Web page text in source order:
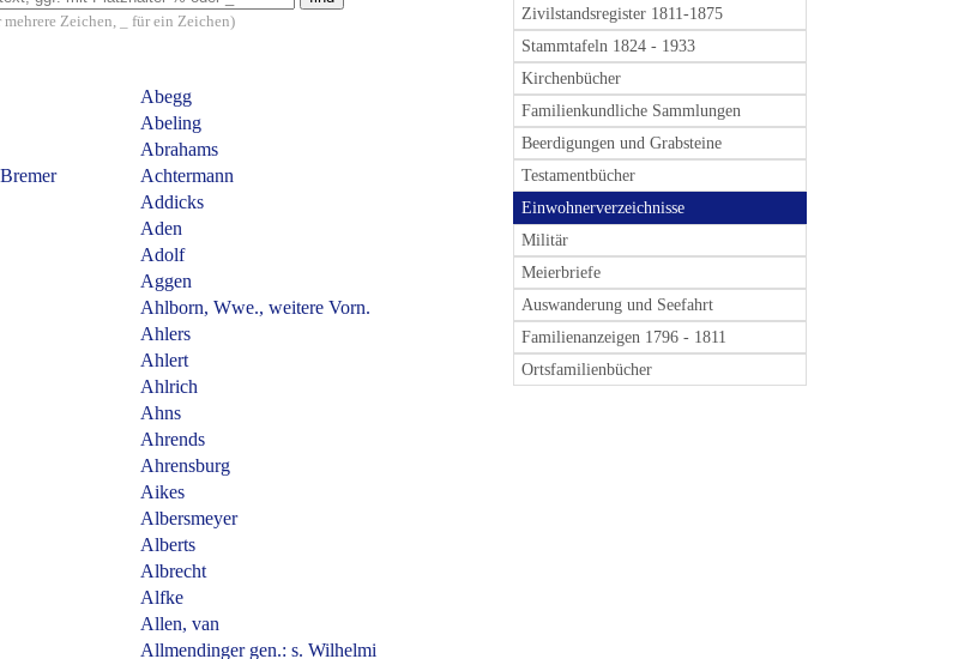
Zivilstandsregister 1811-1875
Stammtafeln 1824 - 1933
Kirchenbücher
Familienkundliche Sammlungen
Beerdigungen und Grabsteine
Testamentbücher
Einwohnerverzeichnisse
Militär
Meierbriefe
Auswanderung und Seefahrt
Familienanzeigen 1796 - 1811
Ortsfamilienbücher